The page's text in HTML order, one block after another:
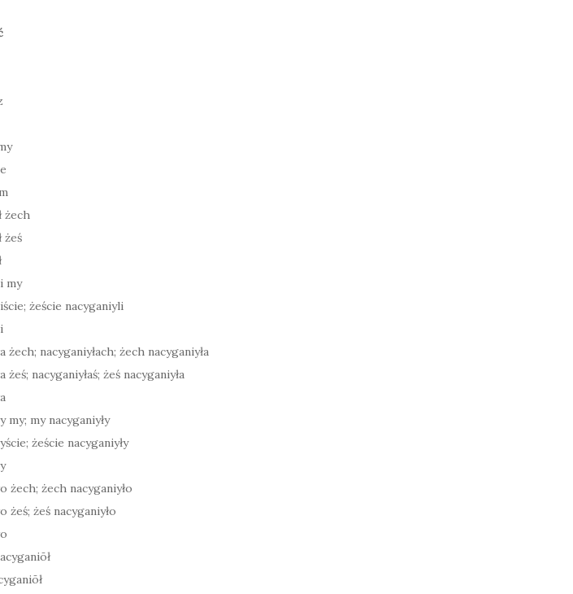
żech
żeś
my
żeście nacyganiyli
żech; nacyganiyłach; żech nacyganiyła
żeś; nacyganiyłaś; żeś nacyganiyła
my; my nacyganiyły
żeście nacyganiyły
żech; żech nacyganiyło
żeś; żeś nacyganiyło